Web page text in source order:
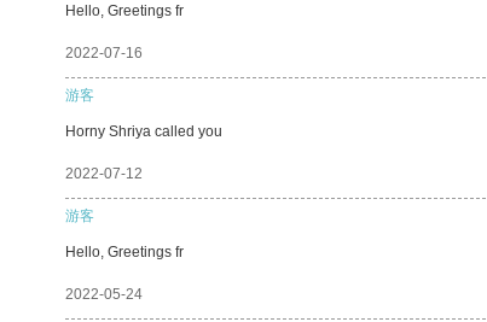
Hello, Greetings fr
2022-07-16
游客
Horny Shriya called you
2022-07-12
游客
Hello, Greetings fr
2022-05-24